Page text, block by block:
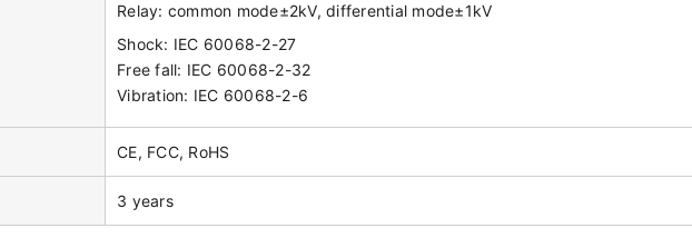
Relay: common mode±2kV, differential mode±1kV
Shock: IEC 60068-2-27
Free fall: IEC 60068-2-32
Vibration: IEC 60068-2-6
CE, FCC, RoHS
3 years